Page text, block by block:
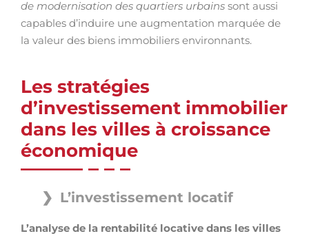
de modernisation des quartiers urbains sont aussi
capables d’induire une augmentation marquée de
la valeur des biens immobiliers environnants.
Les stratégies
d’investissement immobilier
dans les villes à croissance
économique
L’investissement locatif
L’analyse de la rentabilité locative dans les villes